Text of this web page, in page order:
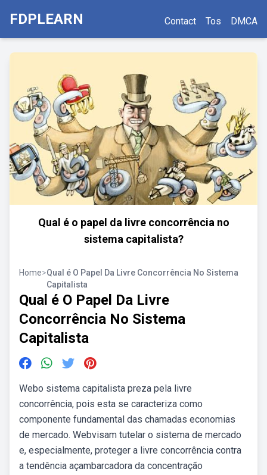
FDPLEARN Contact Tos DMCA
Qual é o papel da livre concorrência no
sistema capitalista?
Home>Qual é O Papel Da Livre Concorrência No Sistema
Capitalista
Qual é O Papel Da Livre
Concorrência No Sistema
Capitalista
Webo sistema capitalista preza pela livre
concorrência, pois esta se caracteriza como
componente fundamental das chamadas economias
de mercado. Webvisam tutelar o sistema de mercado
e, especialmente, proteger a livre concorrência contra
a tendência açambarcadora da concentração